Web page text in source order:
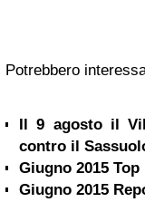
Potrebbero
Il 9 agosto il
contro il
Giugno 2015
Giugno 2015